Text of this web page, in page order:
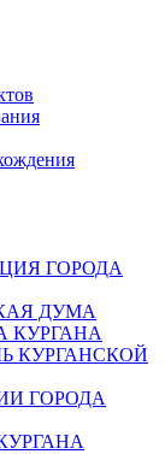
ГОРОДА
ДУМА
КУРГАНА
КУРГАНСКОЙ
ГОРОДА